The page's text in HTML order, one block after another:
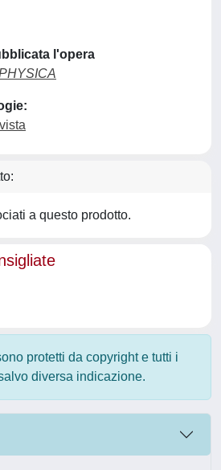
l'opera
a questo prodotto.
protetti da copyright e tutti i
diversa indicazione.